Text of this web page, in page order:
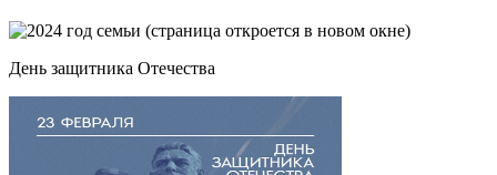
День защитника Отечества